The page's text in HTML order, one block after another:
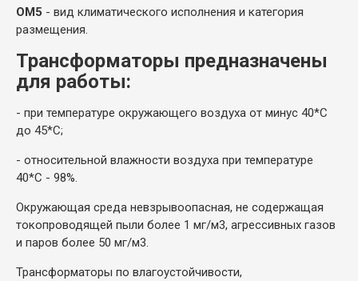
ОМ5 - вид климатического исполнения и категория
размещения.
Трансформаторы предназначены
для работы:
- при температуре окружающего воздуха от минус 40*С
до 45*С;
- относительной влажности воздуха при температуре
40*С - 98%.
Окружающая среда невзрывоопасная, не содержащая
токопроводящей пыли более 1 мг/м3, агрессивных газов
и паров более 50 мг/м3.
Трансформаторы по влагоустойчивости,